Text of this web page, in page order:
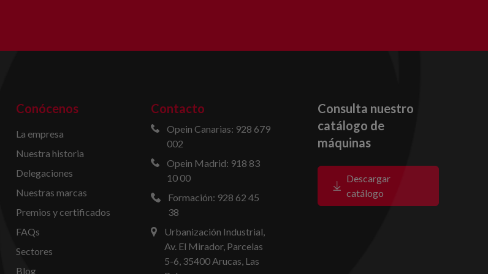
Conócenos
La empresa
Nuestra historia
Delegaciones
Nuestras marcas
Premios y certificados
FAQs
Sectores
Blog
Contacto
Opein Canarias: 928 679
002
Opein Madrid: 918 83
10 00
Formación: 928 62 45
38
Urbanización Industrial,
Av. El Mirador, Parcelas
5-6, 35400 Arucas, Las
Consulta nuestro
catálogo de
máquinas
Descargar
catálogo